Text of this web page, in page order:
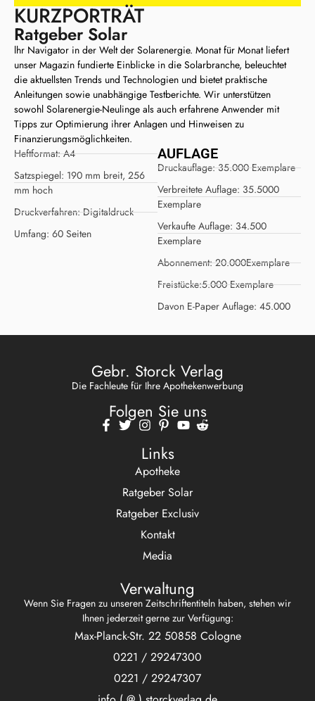
KURZPORTRÄT
Ratgeber Solar
lhr Navigator in der Welt der Solarenergie. Monat für Monat liefert
unser Magazin fundierte Einblicke in die Solarbranche, beleuchtet
die aktuellsten Trends und Technologien und bietet praktische
Anleitungen sowie unabhängige Testberichte. Wir unterstützen
sowohl Solarenergie-Neulinge als auch erfahrene Anwender mit
Tipps zur Optimierung ihrer Anlagen und Hinweisen zu
Finanzierungsmöglichkeiten.
Heftformat:A4
Satzspiegel: 190 mm breit, 256
mm hoch
Druckverfahren:Digitaldruck
Umfang: 60 Seiten
AUFLAGE
Druckauflage:35.000 Exemplare
Verbreitete Auflage: 35.5000
Exemplare
Verkaufte Auflage: 34.500
Exemplare
Abonnement:20.000Exemplare
Freistücke:5.000 Exemplare
Davon E-Paper Auflage: 45.000
Gebr. Storck Verlag
Die Fachleute für Ihre Apothekenwerbung
Folgen Sie uns
Links
Apotheke
Ratgeber Solar
Ratgeber Exclusiv
Kontakt
Media
Verwaltung
Wenn Sie Fragen zu unseren Zeitschriftentiteln haben, stehen wir
Ihnen jederzeit gerne zur Verfügung:
Max-Planck-Str. 22 50858 Cologne
0221 / 29247300
0221 / 29247307